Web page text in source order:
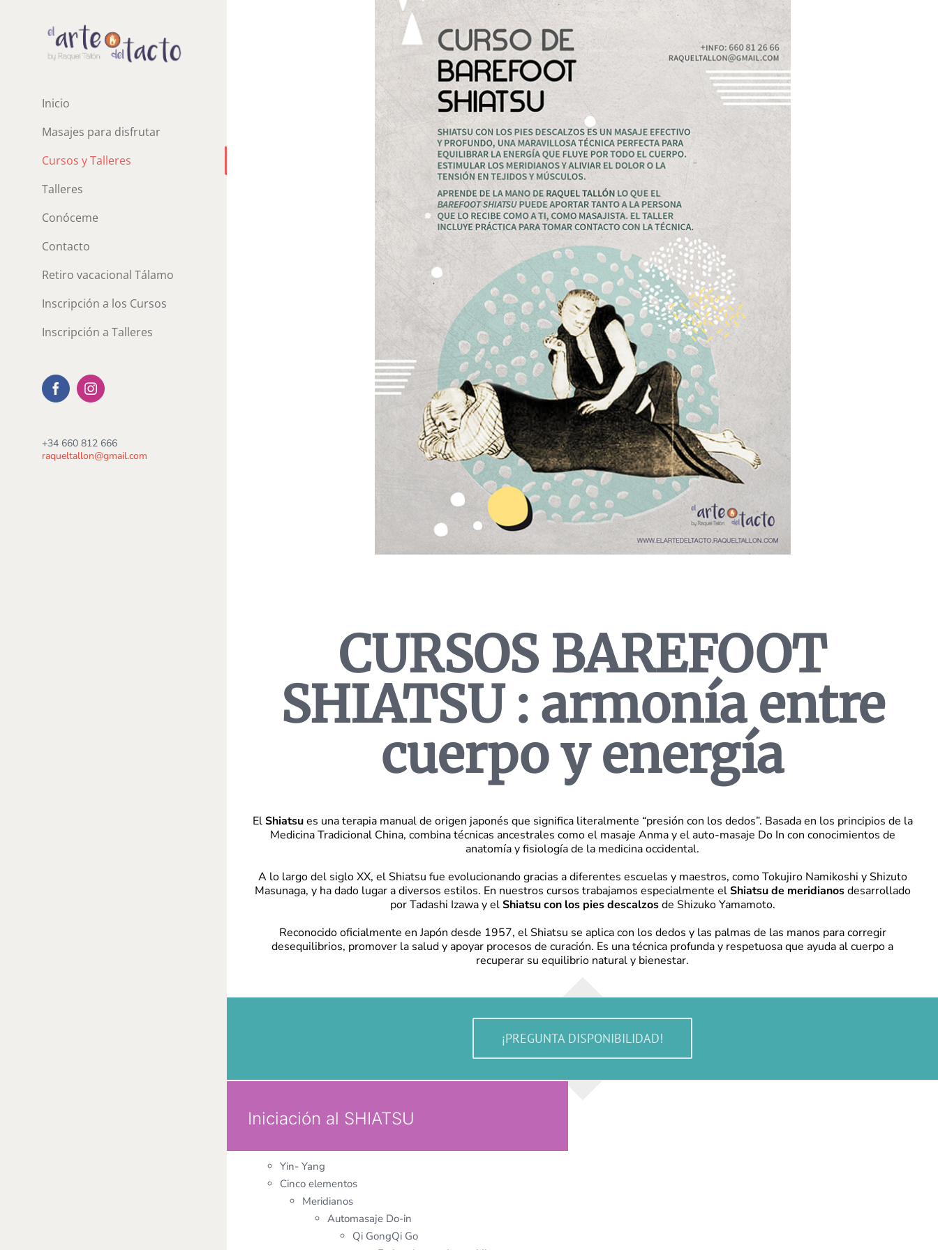
contenido
Inicio
Masajes para disfrutar
Cursos y Talleres
Talleres
Conóceme
Contacto
Retiro vacacional Tálamo
Inscripción a los Cursos
Inscripción a Talleres
FacebookInstagram
+34 660 812 666
raqueltallon@gmail.com
CURSOS BAREFOOT
SHIATSU : armonía entre
cuerpo y energía
ElShiatsues una terapia manual de origen japonés que significa literalmente “presión con los dedos”. Basada en los principios de la
Medicina Tradicional China, combina técnicas ancestrales como el masaje Anma y el auto-masaje Do In con conocimientos de
anatomía y fisiología de la medicina occidental.
A lo largo del siglo XX, el Shiatsu fue evolucionando gracias a diferentes escuelas y maestros, como Tokujiro Namikoshi y Shizuto
Masunaga, y ha dado lugar a diversos estilos. En nuestros cursos trabajamos especialmente elShiatsu de meridianosdesarrollado
por Tadashi Izawa y elShiatsu con los pies descalzosde Shizuko Yamamoto.
Reconocido oficialmente en Japón desde 1957, el Shiatsu se aplica con los dedos y las palmas de las manos para corregir
desequilibrios, promover la salud y apoyar procesos de curación. Es una técnica profunda y respetuosa que ayuda al cuerpo a
recuperar su equilibrio natural y bienestar.
¡PREGUNTA DISPONIBILIDAD!
Iniciación al SHIATSU
Yin- Yang
Cinco elementos
Meridianos
Automasaje Do-in
Qi GongQi Go